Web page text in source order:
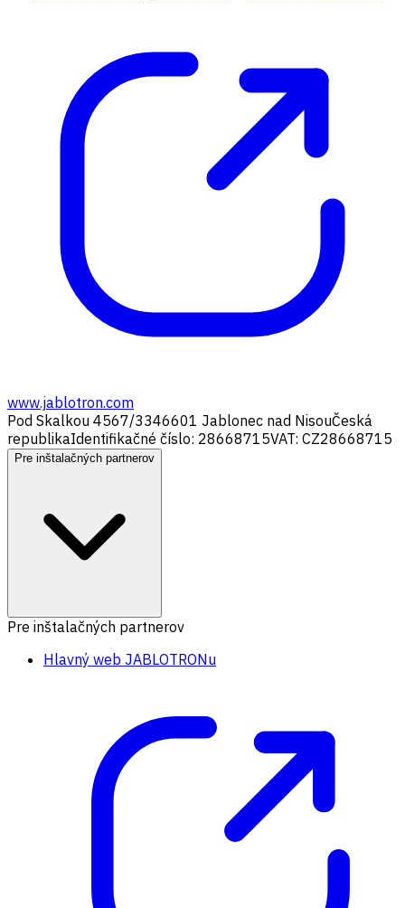
www.jablotron.com
Pod Skalkou 4567/3346601 Jablonec nad NisouČeská
republikaIdentifikačné číslo: 28668715VAT: CZ28668715
Pre inštalačných partnerov
Pre inštalačných partnerov
Hlavný web JABLOTRONu